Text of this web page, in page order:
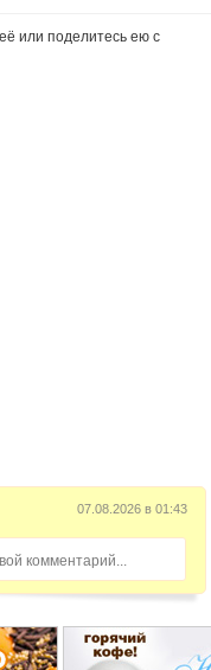
или поделитесь ею с
07.08.2026 в 01:43
комментарий...